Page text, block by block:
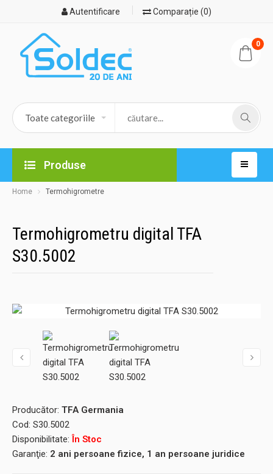
Autentificare Comparație (0)
0
Produse
Home Termohigrometre
Termohigrometru digital TFA
S30.5002
Producător: TFA Germania
Cod: S30.5002
Disponibilitate: În Stoc
Garanţie: 2 ani persoane fizice, 1 an persoane juridice